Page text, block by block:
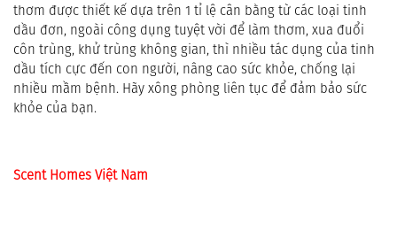
thơm được thiết kế dựa trên 1 tỉ lệ cân bằng từ các loại tinh
dầu đơn, ngoài công dụng tuyệt vời để làm thơm, xua đuổi
côn trùng, khử trùng không gian, thì nhiều tác dụng của tinh
dầu tích cực đến con người, nâng cao sức khỏe, chống lại
nhiều mầm bệnh. Hãy xông phòng liên tục để đảm bảo sức
khỏe của bạn.
Scent Homes Việt Nam